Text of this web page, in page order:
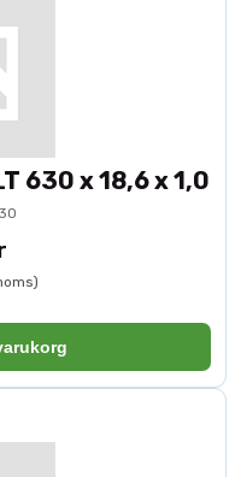
630 x 18,6 x 1,0